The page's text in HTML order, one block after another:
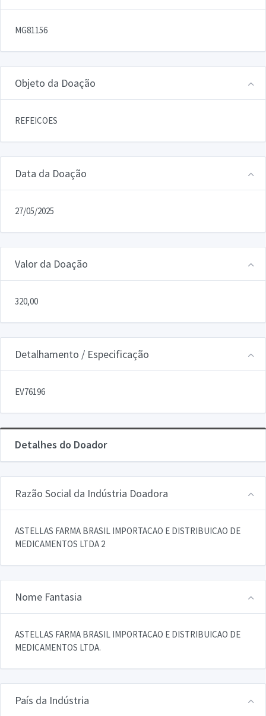
MG81156
Objeto da Doação
REFEICOES
Data da Doação
27/05/2025
Valor da Doação
320,00
Detalhamento / Especificação
EV76196
Detalhes do Doador
Razão Social da Indústria Doadora
ASTELLAS FARMA BRASIL IMPORTACAO E DISTRIBUICAO DE
MEDICAMENTOS LTDA 2
Nome Fantasia
ASTELLAS FARMA BRASIL IMPORTACAO E DISTRIBUICAO DE
MEDICAMENTOS LTDA.
País da Indústria